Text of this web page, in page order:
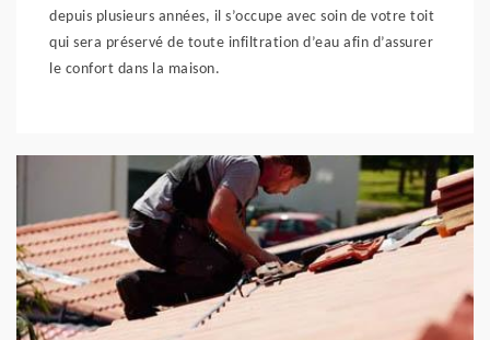
depuis plusieurs années, il s’occupe avec soin de votre toit
qui sera préservé de toute infiltration d’eau afin d’assurer
le confort dans la maison.